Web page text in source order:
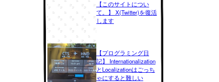
【このサイトについ
て。】 X(Twitter)を復活
します
【プログラミング日
記】 Internationalization
とLocalizationはごっち
ゃにすると難しい